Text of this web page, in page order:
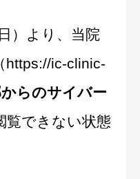
）より、当院
https://ic-clinic-
らのサイバー
覧できない状態